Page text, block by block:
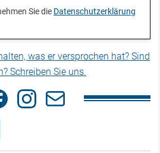
Sie die Datenschutzerklärung
was er versprochen hat? Sind
Schreiben Sie uns.